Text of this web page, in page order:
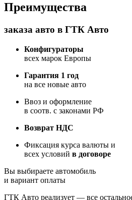
Преимущества
заказа авто в ГТК Авто
Конфигураторы
всех марок Европы
Гарантия 1 год
на все новые авто
Ввоз и оформление
в соотв. с законами РФ
Возврат НДС
Фиксация курса валюты и
всех условий в договоре
Вы выбираете автомобиль
и вариант оплаты
ГТК Авто реализует — все